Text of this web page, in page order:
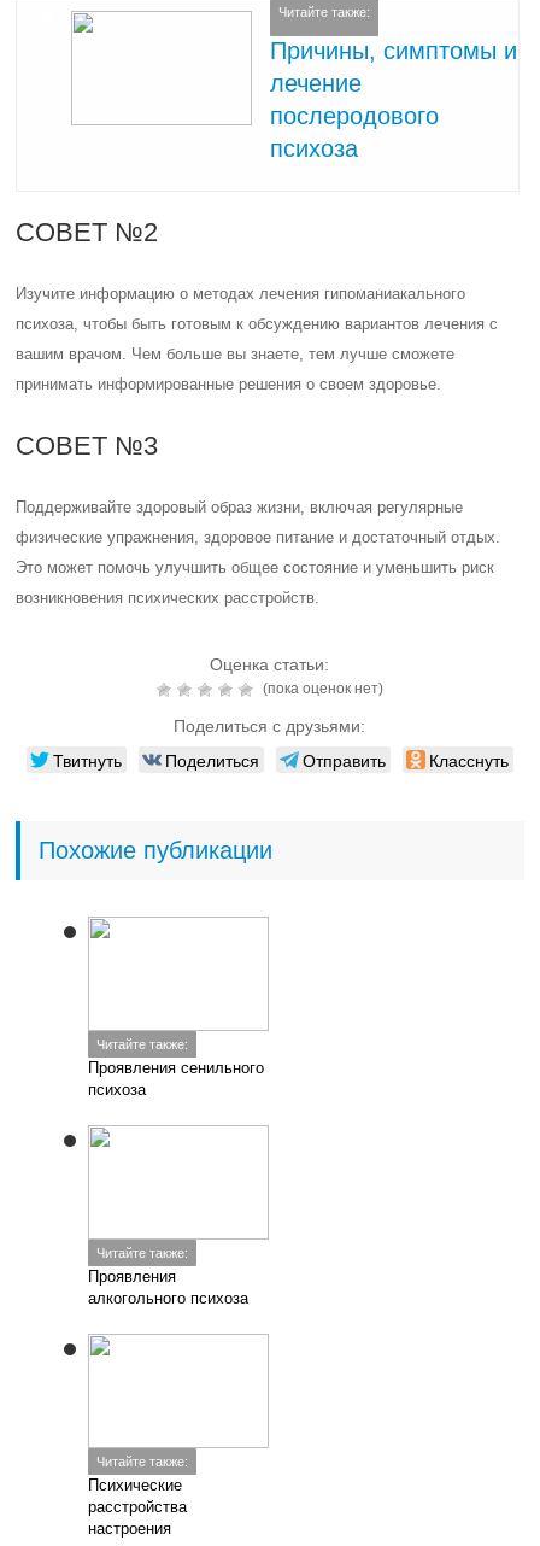
Читайте также:
Причины, симптомы и
лечение
послеродового
психоза
СОВЕТ №2
Изучите информацию о методах лечения гипоманиакального
психоза, чтобы быть готовым к обсуждению вариантов лечения с
вашим врачом. Чем больше вы знаете, тем лучше сможете
принимать информированные решения о своем здоровье.
СОВЕТ №3
Поддерживайте здоровый образ жизни, включая регулярные
физические упражнения, здоровое питание и достаточный отдых.
Это может помочь улучшить общее состояние и уменьшить риск
возникновения психических расстройств.
Оценка статьи:
(пока оценок нет)
Поделиться с друзьями:
Твитнуть Поделиться Отправить Класснуть
Похожие публикации
Читайте также:
Проявления сенильного
психоза
Читайте также:
Проявления
алкогольного психоза
Читайте также:
Психические
расстройства
настроения